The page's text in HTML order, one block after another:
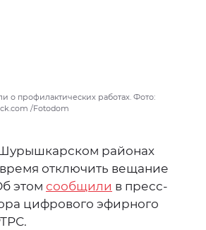
о профилактических работах. Фото:
/Fotodom
районах
отключить вещание
этом сообщили в пресс-
цифрового эфирного